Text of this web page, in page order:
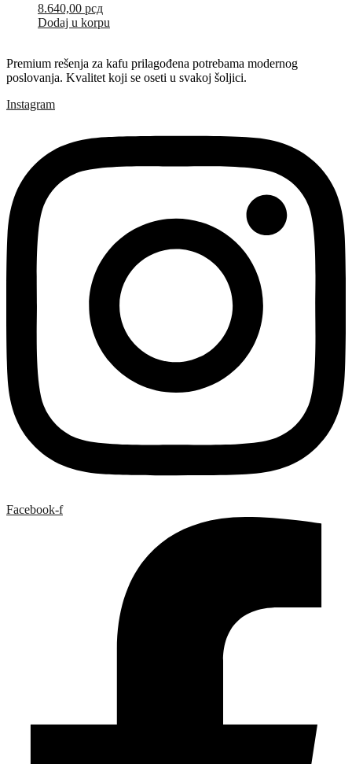
8.640,00 рсд
Dodaj u korpu
Premium rešenja za kafu prilagođena potrebama modernog
poslovanja. Kvalitet koji se oseti u svakoj šoljici.
Instagram
Facebook-f